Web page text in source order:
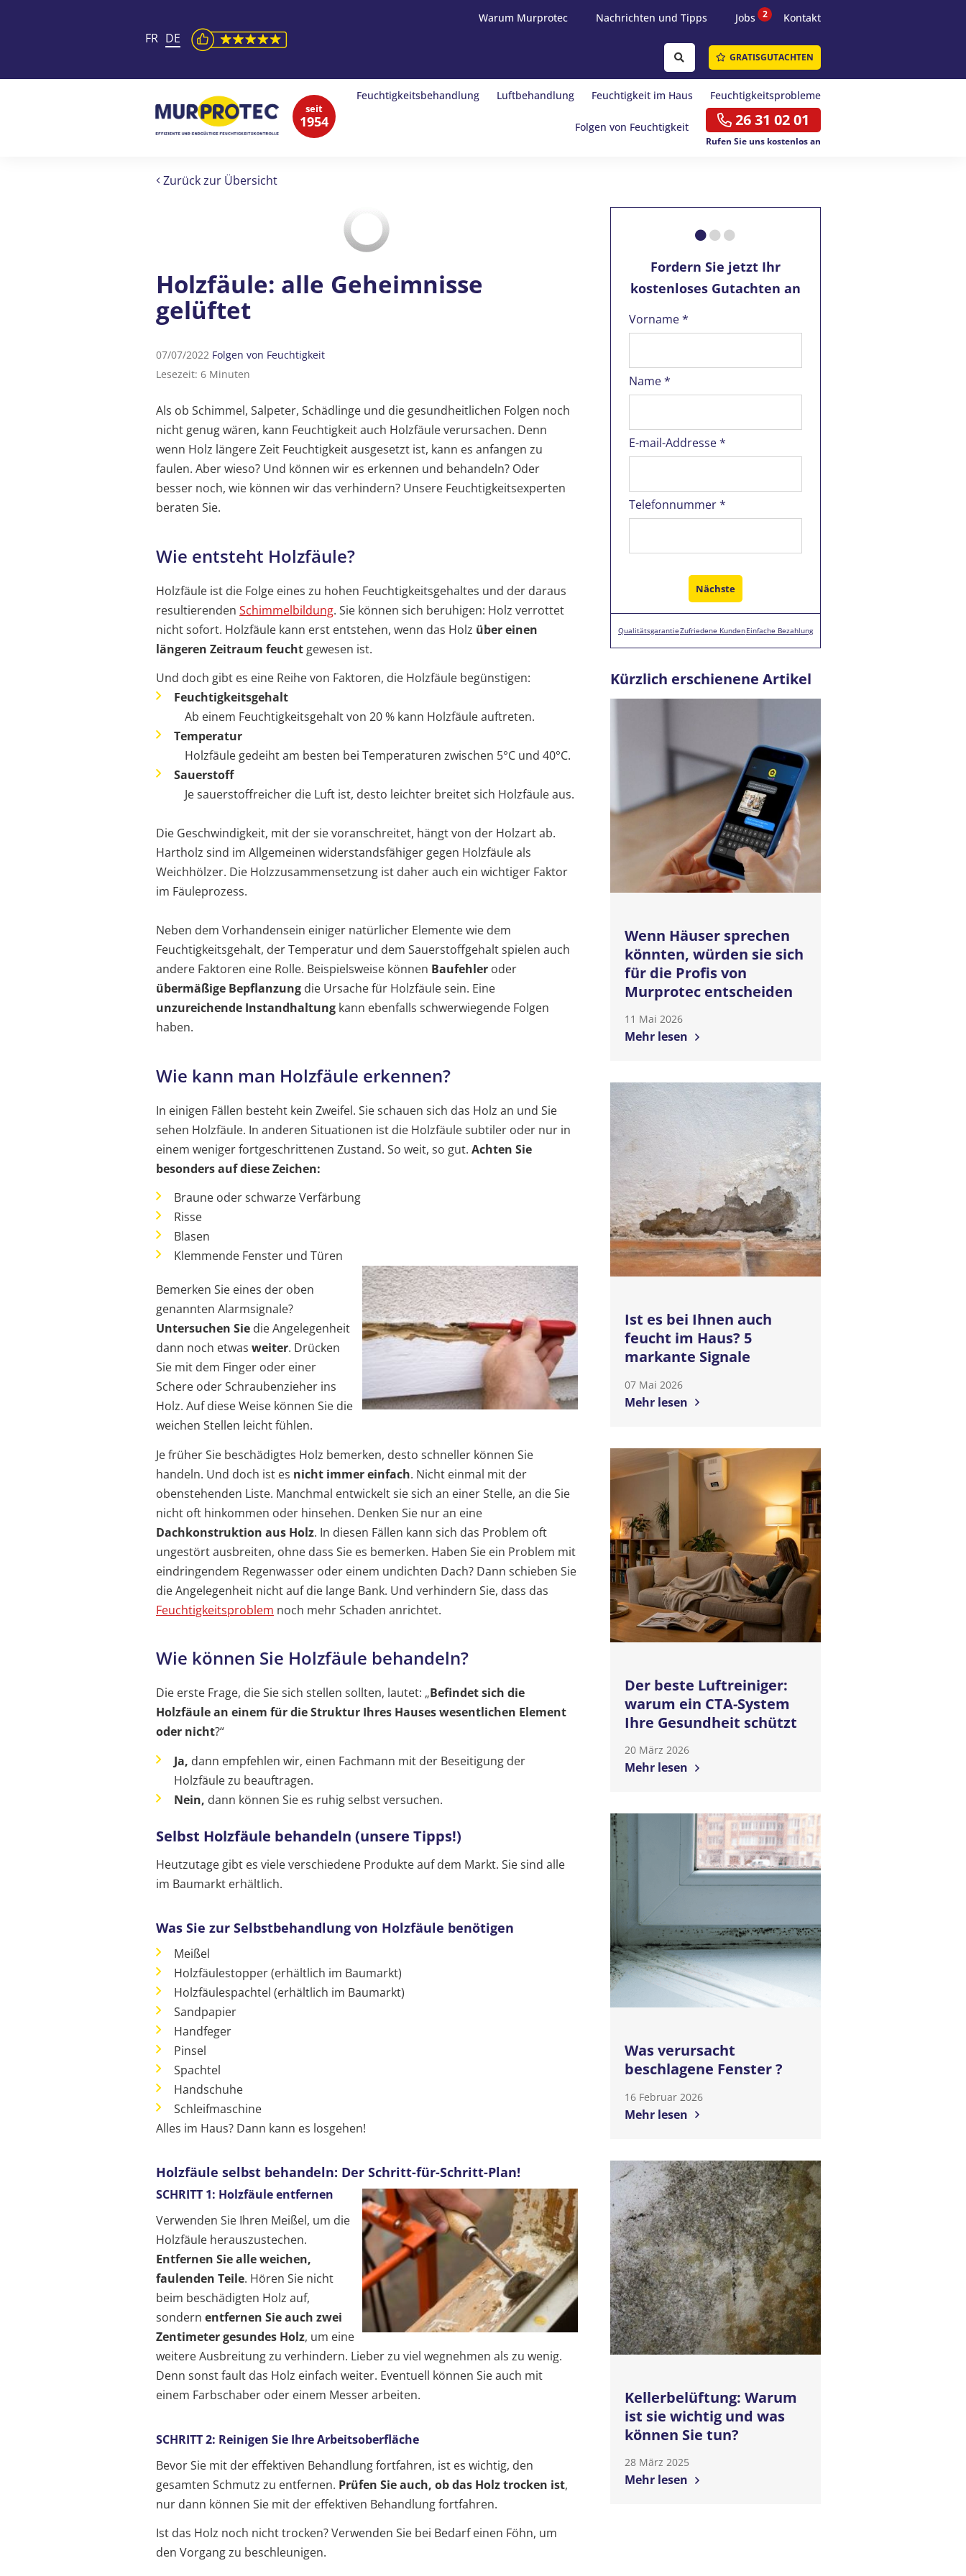
FR DE
Warum Murprotec Nachrichten und Tipps Jobs 2 Kontakt
GRATISGUTACHTEN
seit
1954
Feuchtigkeitsbehandlung Luftbehandlung Feuchtigkeit im Haus Feuchtigkeitsprobleme
Folgen von Feuchtigkeit 26 31 02 01
Rufen Sie uns kostenlos an
Zurück zur Übersicht
Holzfäule: alle Geheimnisse
gelüftet
07/07/2022 Folgen von Feuchtigkeit
Lesezeit: 6 Minuten
Als ob Schimmel, Salpeter, Schädlinge und die gesundheitlichen Folgen noch
nicht genug wären, kann Feuchtigkeit auch Holzfäule verursachen. Denn
wenn Holz längere Zeit Feuchtigkeit ausgesetzt ist, kann es anfangen zu
faulen. Aber wieso? Und können wir es erkennen und behandeln? Oder
besser noch, wie können wir das verhindern? Unsere Feuchtigkeitsexperten
beraten Sie.
Wie entsteht Holzfäule?
Holzfäule ist die Folge eines zu hohen Feuchtigkeitsgehaltes und der daraus
resultierenden Schimmelbildung. Sie können sich beruhigen: Holz verrottet
nicht sofort. Holzfäule kann erst entstehen, wenn das Holz über einen
längeren Zeitraum feucht gewesen ist.
Und doch gibt es eine Reihe von Faktoren, die Holzfäule begünstigen:
Feuchtigkeitsgehalt
Ab einem Feuchtigkeitsgehalt von 20 % kann Holzfäule auftreten.
Temperatur
Holzfäule gedeiht am besten bei Temperaturen zwischen 5°C und 40°C.
Sauerstoff
Je sauerstoffreicher die Luft ist, desto leichter breitet sich Holzfäule aus.
Die Geschwindigkeit, mit der sie voranschreitet, hängt von der Holzart ab.
Hartholz sind im Allgemeinen widerstandsfähiger gegen Holzfäule als
Weichhölzer. Die Holzzusammensetzung ist daher auch ein wichtiger Faktor
im Fäuleprozess.
Neben dem Vorhandensein einiger natürlicher Elemente wie dem
Feuchtigkeitsgehalt, der Temperatur und dem Sauerstoffgehalt spielen auch
andere Faktoren eine Rolle. Beispielsweise können Baufehler oder
übermäßige Bepflanzung die Ursache für Holzfäule sein. Eine
unzureichende Instandhaltung kann ebenfalls schwerwiegende Folgen
haben.
Wie kann man Holzfäule erkennen?
In einigen Fällen besteht kein Zweifel. Sie schauen sich das Holz an und Sie
sehen Holzfäule. In anderen Situationen ist die Holzfäule subtiler oder nur in
einem weniger fortgeschrittenen Zustand. So weit, so gut. Achten Sie
besonders auf diese Zeichen:
Braune oder schwarze Verfärbung
Risse
Blasen
Klemmende Fenster und Türen
Bemerken Sie eines der oben
genannten Alarmsignale?
Untersuchen Sie die Angelegenheit
dann noch etwas weiter. Drücken
Sie mit dem Finger oder einer
Schere oder Schraubenzieher ins
Holz. Auf diese Weise können Sie die
weichen Stellen leicht fühlen.
Je früher Sie beschädigtes Holz bemerken, desto schneller können Sie
handeln. Und doch ist es nicht immer einfach. Nicht einmal mit der
obenstehenden Liste. Manchmal entwickelt sie sich an einer Stelle, an die Sie
nicht oft hinkommen oder hinsehen. Denken Sie nur an eine
Dachkonstruktion aus Holz. In diesen Fällen kann sich das Problem oft
ungestört ausbreiten, ohne dass Sie es bemerken. Haben Sie ein Problem mit
eindringendem Regenwasser oder einem undichten Dach? Dann schieben Sie
die Angelegenheit nicht auf die lange Bank. Und verhindern Sie, dass das
Feuchtigkeitsproblem noch mehr Schaden anrichtet.
Wie können Sie Holzfäule behandeln?
Die erste Frage, die Sie sich stellen sollten, lautet: „Befindet sich die
Holzfäule an einem für die Struktur Ihres Hauses wesentlichen Element
oder nicht?“
Ja, dann empfehlen wir, einen Fachmann mit der Beseitigung der
Holzfäule zu beauftragen.
Nein, dann können Sie es ruhig selbst versuchen.
Selbst Holzfäule behandeln (unsere Tipps!)
Heutzutage gibt es viele verschiedene Produkte auf dem Markt. Sie sind alle
im Baumarkt erhältlich.
Was Sie zur Selbstbehandlung von Holzfäule benötigen
Meißel
Holzfäulestopper (erhältlich im Baumarkt)
Holzfäulespachtel (erhältlich im Baumarkt)
Sandpapier
Handfeger
Pinsel
Spachtel
Handschuhe
Schleifmaschine
Alles im Haus? Dann kann es losgehen!
Holzfäule selbst behandeln: Der Schritt-für-Schritt-Plan!
SCHRITT 1: Holzfäule entfernen
Verwenden Sie Ihren Meißel, um die
Holzfäule herauszustechen.
Entfernen Sie alle weichen,
faulenden Teile. Hören Sie nicht
beim beschädigten Holz auf,
sondern entfernen Sie auch zwei
Zentimeter gesundes Holz, um eine
weitere Ausbreitung zu verhindern. Lieber zu viel wegnehmen als zu wenig.
Denn sonst fault das Holz einfach weiter. Eventuell können Sie auch mit
einem Farbschaber oder einem Messer arbeiten.
SCHRITT 2: Reinigen Sie Ihre Arbeitsoberfläche
Bevor Sie mit der effektiven Behandlung fortfahren, ist es wichtig, den
gesamten Schmutz zu entfernen. Prüfen Sie auch, ob das Holz trocken ist,
nur dann können Sie mit der effektiven Behandlung fortfahren.
Ist das Holz noch nicht trocken? Verwenden Sie bei Bedarf einen Föhn, um
den Vorgang zu beschleunigen.
Fordern Sie jetzt Ihr
kostenloses Gutachten an
Vorname *
Name *
E-mail-Addresse *
Telefonnummer *
QualitätsgarantieZufriedene KundenEinfache Bezahlung
Kürzlich erschienene Artikel
Wenn Häuser sprechen
könnten, würden sie sich
für die Profis von
Murprotec entscheiden
11 Mai 2026
Mehr lesen
Ist es bei Ihnen auch
feucht im Haus? 5
markante Signale
07 Mai 2026
Mehr lesen
Der beste Luftreiniger:
warum ein CTA-System
Ihre Gesundheit schützt
20 März 2026
Mehr lesen
Was verursacht
beschlagene Fenster ?
16 Februar 2026
Mehr lesen
Kellerbelüftung: Warum
ist sie wichtig und was
können Sie tun?
28 März 2025
Mehr lesen